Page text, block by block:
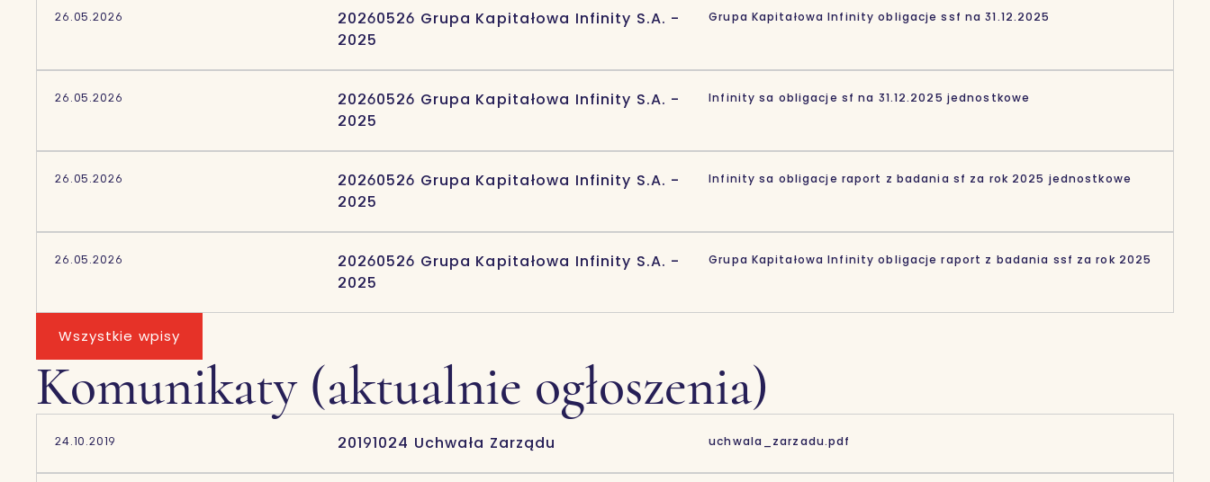
26.05.2026
20260526 Grupa Kapitałowa Infinity S.A. -
2025
Grupa Kapitałowa Infinity obligacje ssf na 31.12.2025
26.05.2026
20260526 Grupa Kapitałowa Infinity S.A. -
2025
Infinity sa obligacje sf na 31.12.2025 jednostkowe
26.05.2026
20260526 Grupa Kapitałowa Infinity S.A. -
2025
Infinity sa obligacje raport z badania sf za rok 2025 jednostkowe
26.05.2026
20260526 Grupa Kapitałowa Infinity S.A. -
2025
Grupa Kapitałowa Infinity obligacje raport z badania ssf za rok 2025
Wszystkie wpisy
Komunikaty (aktualnie ogłoszenia)
24.10.2019 20191024 Uchwała Zarządu uchwala_zarzadu.pdf